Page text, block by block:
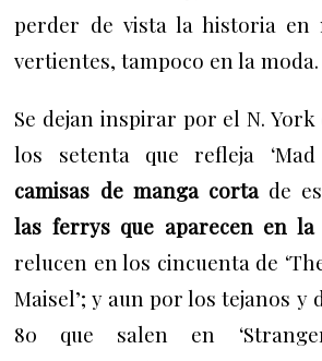
perder de vista la historia en
vertientes, tampoco en la moda.
Se dejan inspirar por el N. York
los setenta que refleja
camisas de manga cortade
las ferrys que aparecen en
relucen en los cincuenta de
Maisel’; y aun por los tejanos y
80 que salen en